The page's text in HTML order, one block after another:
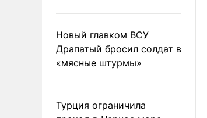
Новый главком ВСУ
Драпатый бросил солдат в
«мясные штурмы»
Турция ограничила